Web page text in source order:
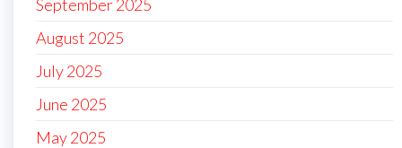
September 2025
August 2025
July 2025
June 2025
May 2025